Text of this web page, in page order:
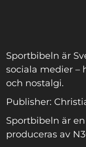
Sportbibeln är
sociala medier –
och nostalgi.
Publisher:
Sportbibeln är
produceras av